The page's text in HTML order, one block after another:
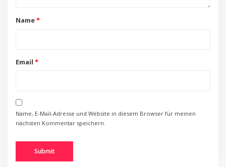
Name*
Email *
Name, E-Mail-Adresse und Website in diesem Browser für meinen
nächsten Kommentar speichern.